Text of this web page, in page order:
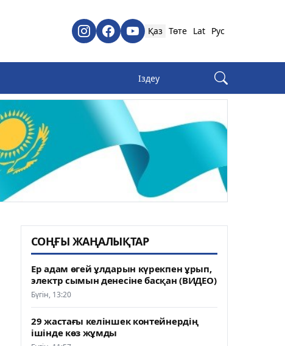
Қаз Төте Lat Рус
СОҢҒЫ ЖАҢАЛЫҚТАР
Ер адам өгей ұлдарын күрекпен ұрып,
электр сымын денесіне басқан (ВИДЕО)
Бүгін, 13:20
29 жастағы келіншек контейнердің
ішінде көз жұмды